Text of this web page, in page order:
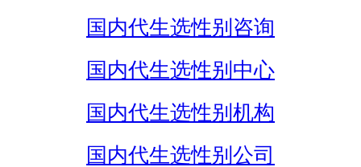
国内代生选性别咨询
国内代生选性别中心
国内代生选性别机构
国内代生选性别公司